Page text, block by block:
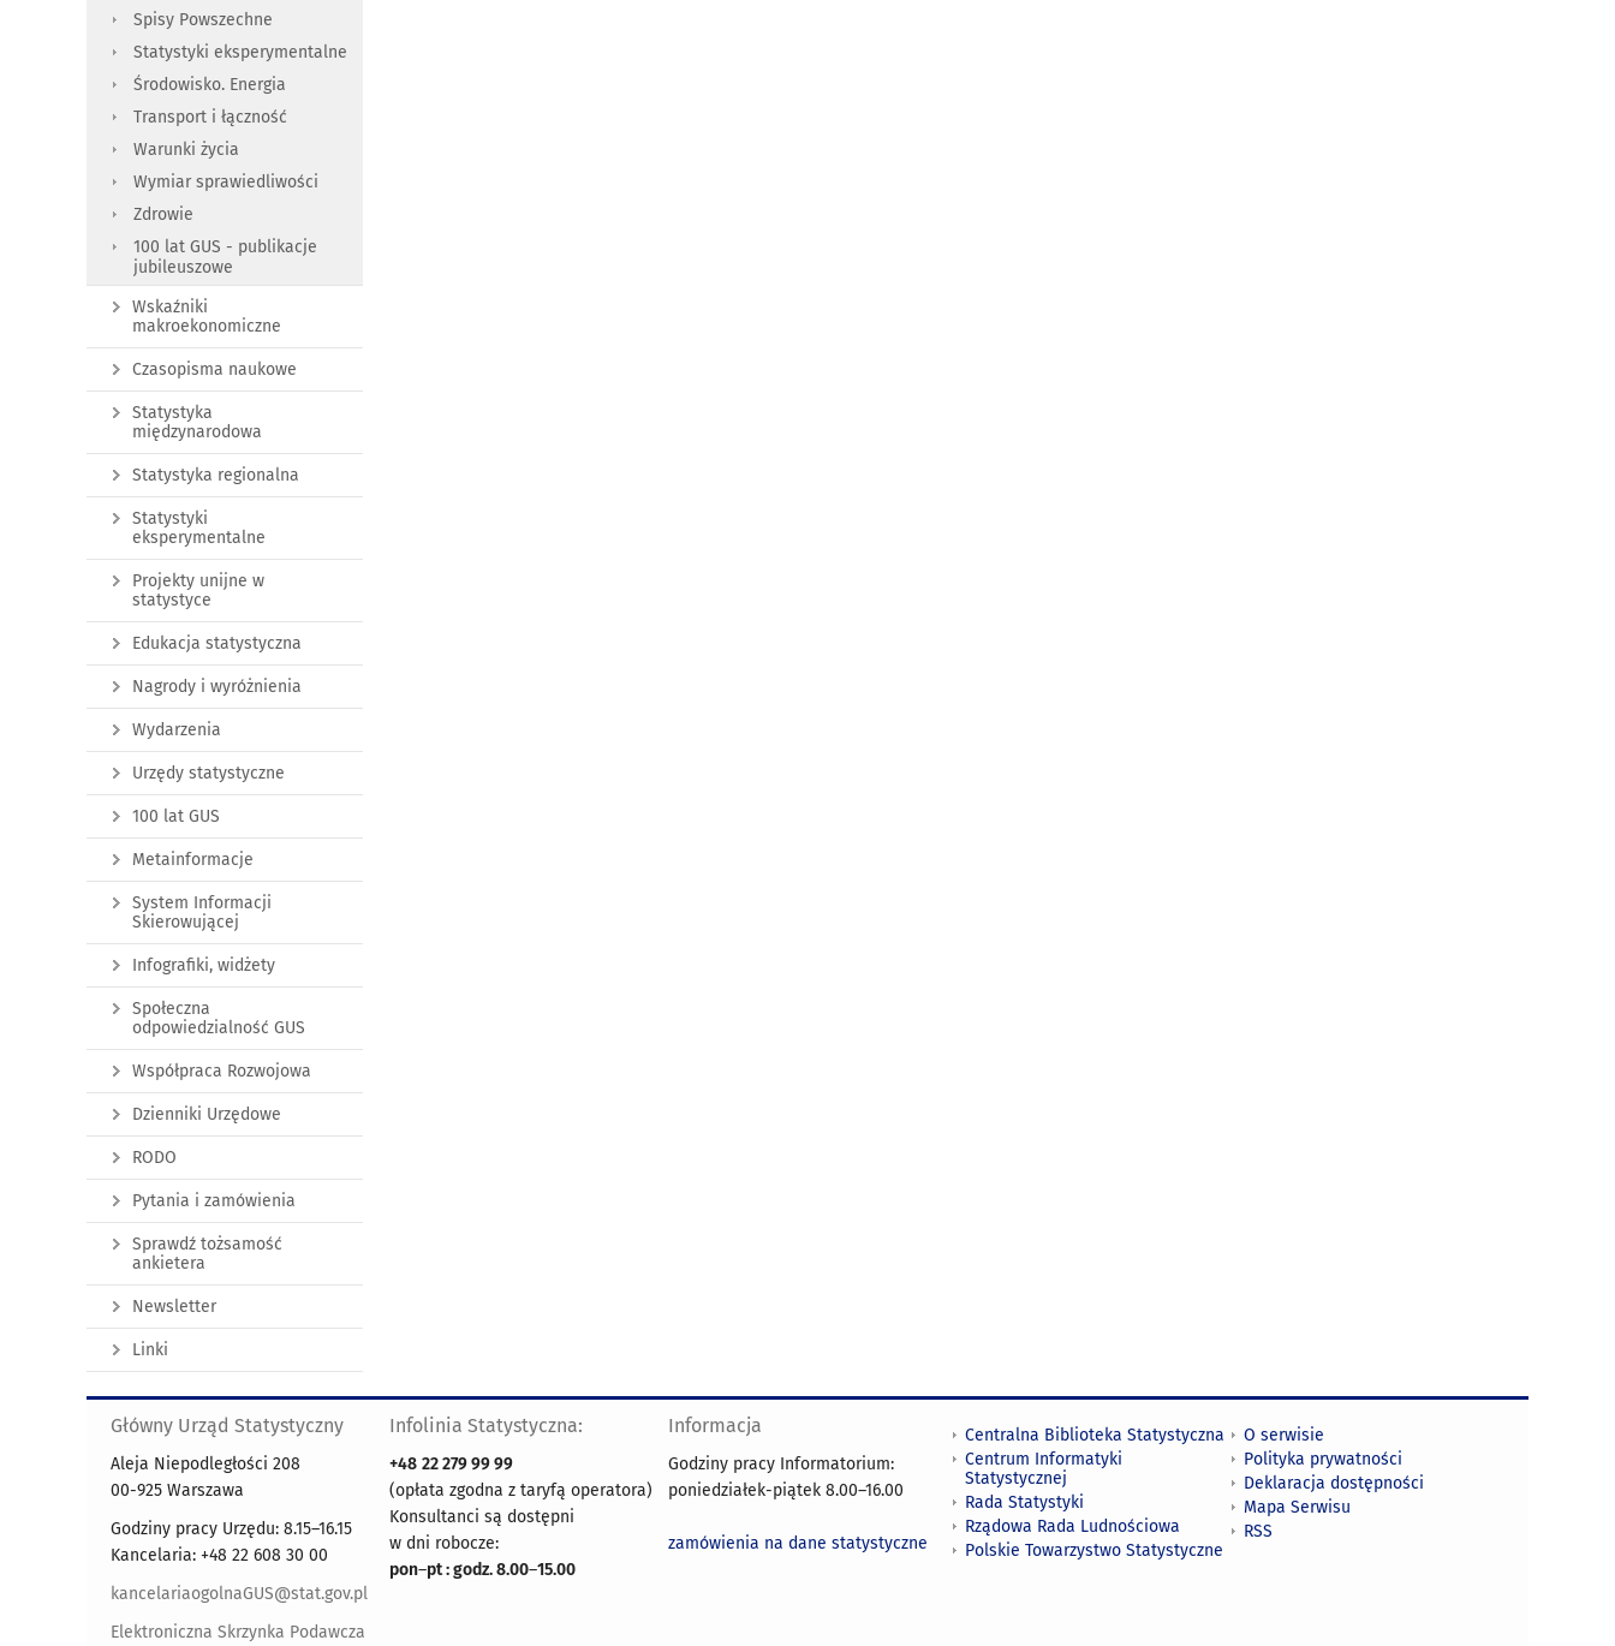
Spisy Powszechne
Statystyki eksperymentalne
Środowisko. Energia
Transport i łączność
Warunki życia
Wymiar sprawiedliwości
Zdrowie
100 lat GUS - publikacje
jubileuszowe
Wskaźniki
makroekonomiczne
Czasopisma naukowe
Statystyka
międzynarodowa
Statystyka regionalna
Statystyki
eksperymentalne
Projekty unijne w
statystyce
Edukacja statystyczna
Nagrody i wyróżnienia
Wydarzenia
Urzędy statystyczne
100 lat GUS
Metainformacje
System Informacji
Skierowującej
Infografiki, widżety
Społeczna
odpowiedzialność GUS
Współpraca Rozwojowa
Dzienniki Urzędowe
RODO
Pytania i zamówienia
Sprawdź tożsamość
ankietera
Newsletter
Linki
Główny Urząd Statystyczny
Aleja Niepodległości 208
00-925 Warszawa
Godziny pracy Urzędu: 8.15–16.15
Kancelaria: +48 22 608 30 00
kancelariaogolnaGUS@stat.gov.pl
Elektroniczna Skrzynka Podawcza
Infolinia Statystyczna:
+48 22 279 99 99
(opłata zgodna z taryfą operatora)
Konsultanci są dostępni
w dni robocze:
pon–pt : godz. 8.00–15.00
Informacja
Godziny pracy Informatorium:
poniedziałek-piątek 8.00–16.00
zamówienia na dane statystyczne
Centralna Biblioteka Statystyczna
Centrum Informatyki
Statystycznej
Rada Statystyki
Rządowa Rada Ludnościowa
Polskie Towarzystwo Statystyczne
O serwisie
Polityka prywatności
Deklaracja dostępności
Mapa Serwisu
RSS